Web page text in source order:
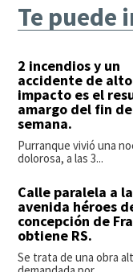
Te puede
2 incendios y un
accidente de alto
impacto es el
amargo del fin de
semana.
Purranque vivió una
dolorosa, a las 3...
Calle paralela a la
avenida héroes
concepción de
obtiene RS.
Se trata de una obra